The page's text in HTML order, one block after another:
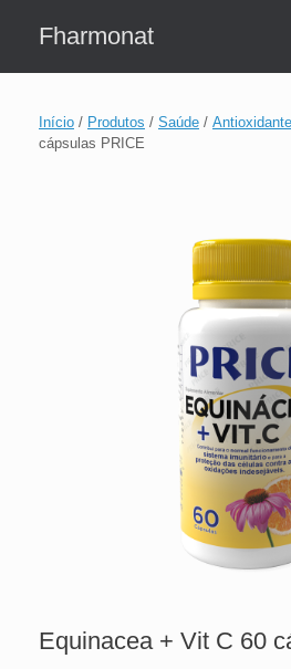
Fharmonat
Início / Produtos / Saúde /
cápsulas PRICE
Equinacea + Vit C 60